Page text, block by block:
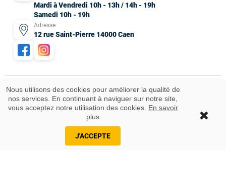
Ajouter au panier
Mardi à Vendredi 10h - 13h / 14h - 19h
Samedi 10h - 19h
Adresse
12 rue Saint-Pierre 14000 Caen
Nous utilisons des cookies pour améliorer la qualité de
nos services. En continuant à naviguer sur notre site,
vous acceptez notre utilisation des cookies. En savoir
plus
J'ACCEPTE
Mentions légales CGV Données personnelles